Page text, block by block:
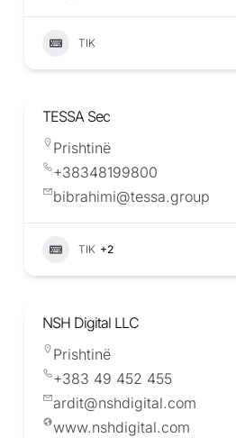
TIK
TESSA Sec
Prishtinë
+38348199800
bibrahimi@tessa.group
TIK +2
NSH Digital LLC
Prishtinë
+383 49 452 455
ardit@nshdigital.com
www.nshdigital.com